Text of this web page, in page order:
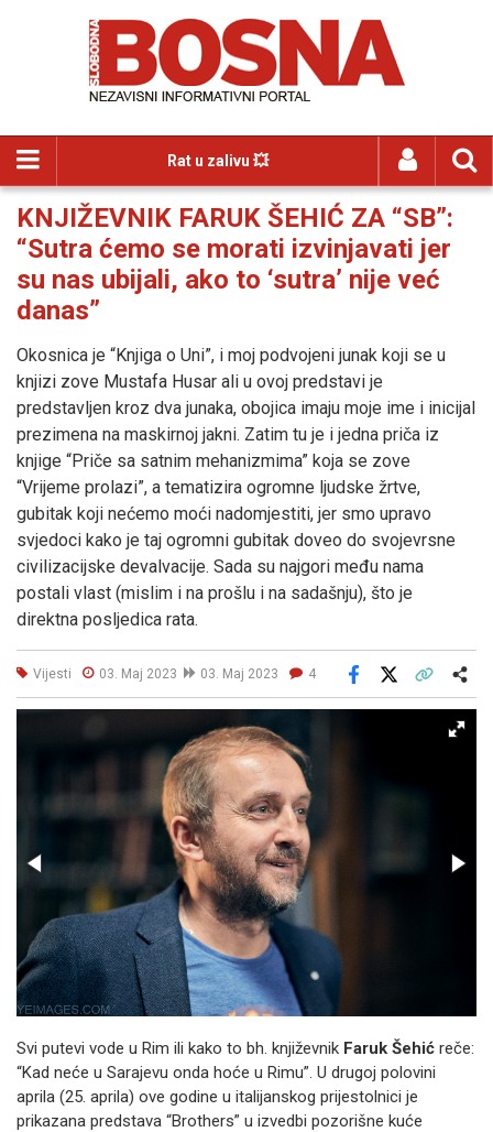
Rat u zalivu 💥
KNJIŽEVNIK FARUK ŠEHIĆ ZA “SB”:
“Sutra ćemo se morati izvinjavati jer
su nas ubijali, ako to ‘sutra’ nije već
danas”
Okosnica je “Knjiga o Uni”, i moj podvojeni junak koji se u
knjizi zove Mustafa Husar ali u ovoj predstavi je
predstavljen kroz dva junaka, obojica imaju moje ime i inicijal
prezimena na maskirnoj jakni. Zatim tu je i jedna priča iz
knjige “Priče sa satnim mehanizmima” koja se zove
“Vrijeme prolazi”, a tematizira ogromne ljudske žrtve,
gubitak koji nećemo moći nadomjestiti, jer smo upravo
svjedoci kako je taj ogromni gubitak doveo do svojevrsne
civilizacijske devalvacije. Sada su najgori među nama
postali vlast (mislim i na prošlu i na sadašnju), što je
direktna posljedica rata.
Vijesti 03. Maj 2023 03. Maj 2023 4
Facebook
Svi putevi vode u Rim ili kako to bh. književnik Faruk Šehić reče:
“Kad neće u Sarajevu onda hoće u Rimu”. U drugoj polovini
aprila (25. aprila) ove godine u italijanskog prijestolnici je
prikazana predstava “Brothers” u izvedbi pozorišne kuće